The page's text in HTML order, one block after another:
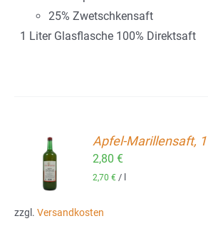
25% Zwetschkensaft
1 Liter Glasflasche 100% Direktsaft
Apfel-Marillensaft,
2,80€
2,70€ /
zzgl. Versandkosten